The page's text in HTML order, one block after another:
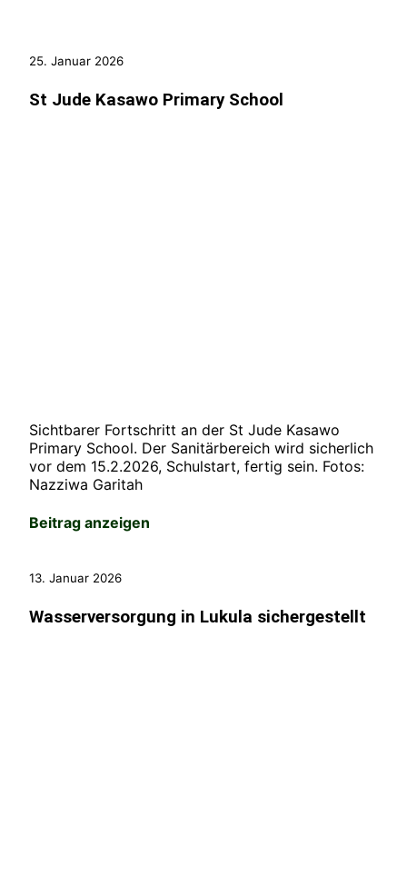
25. Januar 2026
St Jude Kasawo Primary School
Sichtbarer Fortschritt an der St Jude Kasawo
Primary School. Der Sanitärbereich wird sicherlich
vor dem 15.2.2026, Schulstart, fertig sein. Fotos:
Nazziwa Garitah
Beitrag anzeigen
13. Januar 2026
Wasserversorgung in Lukula sichergestellt